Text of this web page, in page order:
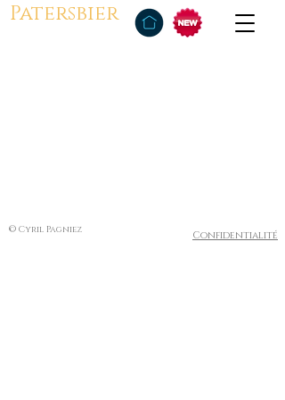
Patersbier
© Cyril Pagniez Confidentialité